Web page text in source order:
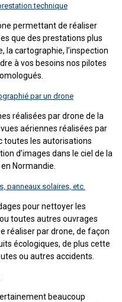
technique
permettant de réaliser
que des prestations plus
la cartographie, l’inspection
à vos besoins nos pilotes
par un drone
réalisées par drone de la
aériennes réalisées par
toutes les autorisations
d’images dans le ciel de la
Normandie.
panneaux solaires, etc.
pour nettoyer les
toutes autres ouvrages
réaliser par drone, de façon
écologiques, de plus cette
ou autres accidents.
beaucoup